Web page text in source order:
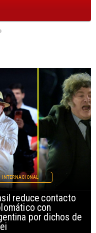
China restringe
exportación de drones a
EEUU y sanciona
empresas
INTERNACIONAL